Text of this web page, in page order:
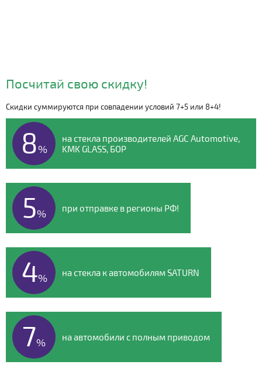
Видео о компании
Посчитай свою скидку!
Скидки суммируются при совпадении условий 7+5 или 8+4!
8%
на стекла производителей AGC Automotive,
KMK GLASS, БОР
5% при отправке в регионы РФ!
4% на стекла к автомобилям SATURN
7% на автомобили с полным приводом